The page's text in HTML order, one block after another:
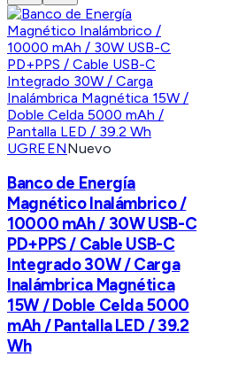
UGREENNuevo
Banco de Energía
Magnético Inalámbrico /
10000 mAh / 30W USB-C
PD+PPS / Cable USB-C
Integrado 30W / Carga
Inalámbrica Magnética
15W / Doble Celda 5000
mAh / Pantalla LED / 39.2
Wh